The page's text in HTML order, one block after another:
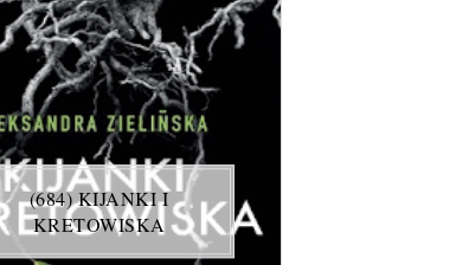
(684) KIJANKI I
KRETOWISKA